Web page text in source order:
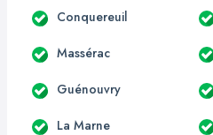
Conquereuil
Massérac
Guénouvry
La Marne